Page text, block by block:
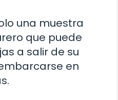
una muestra
que puede
a salir de su
en